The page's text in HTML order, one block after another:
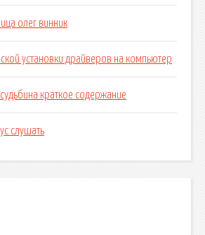
олег винник
установки драйверов на компьютер
судьбина краткое содержание
слушать